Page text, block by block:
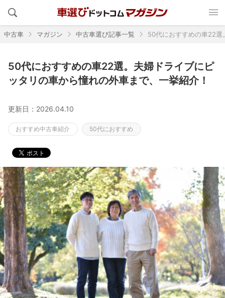
中古車 マガジン 中古車選び記事一覧 50代におすすめの車22選
50代におすすめの車22選。夫婦ドライブにピ
ッタリの車から憧れの外車まで、一挙紹介！
更新日：2026.04.10
おすすめ中古車紹介 50代におすすめ